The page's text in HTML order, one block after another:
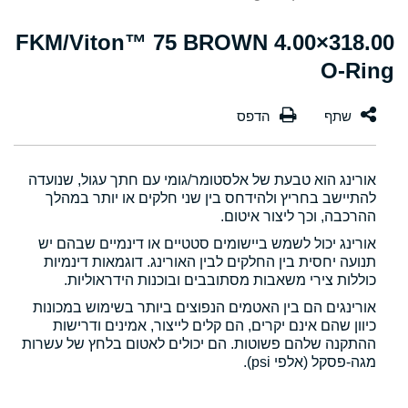
318.00×4.00 FKM/Viton™ 75 BROWN
O-Ring
אורינג הוא טבעת של אלסטומר/גומי עם חתך עגול, שנועדה
להתיישב בחריץ ולהידחס בין שני חלקים או יותר במהלך
ההרכבה, וכך ליצור איטום.
אורינג יכול לשמש ביישומים סטטיים או דינמיים שבהם יש
תנועה יחסית בין החלקים לבין האורינג. דוגמאות דינמיות
כוללות צירי משאבות מסתובבים ובוכנות הידראוליות.
אורינגים הם בין האטמים הנפוצים ביותר בשימוש במכונות
כיוון שהם אינם יקרים, הם קלים לייצור, אמינים ודרישות
ההתקנה שלהם פשוטות. הם יכולים לאטום בלחץ של עשרות
מגה-פסקל (אלפי psi).